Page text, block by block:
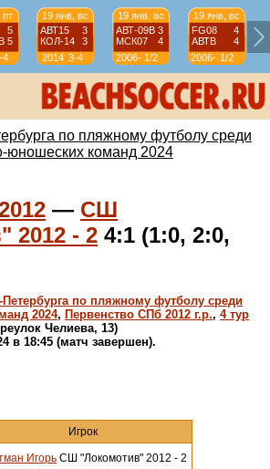
пт
5
5
4
19 янв, вс
АВТ15
3
КОЛ-14
3
2014 3-4
19 янв, вс
АВТ-09B 3
МСК07
4
2006-
07
1/2
19 янв, вс
FG08
4
АВТВ
4
2006-
07
1/2
по пляжному футболу среди
юношеских команд 2024
— СШ
2012 - 2 4:1 (1:0, 2:0,
Петербурга по пляжному футболу среди
2024, Первенство СПб 2012 г.р., 4 тур
Челиева, 13)
в 18:45 (матч завершен).
Игрок
Игорь СШ "Локомотив" 2012 - 2